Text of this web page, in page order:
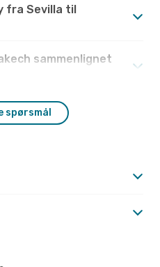
fra Sevilla til
sammenlignet
spørsmål